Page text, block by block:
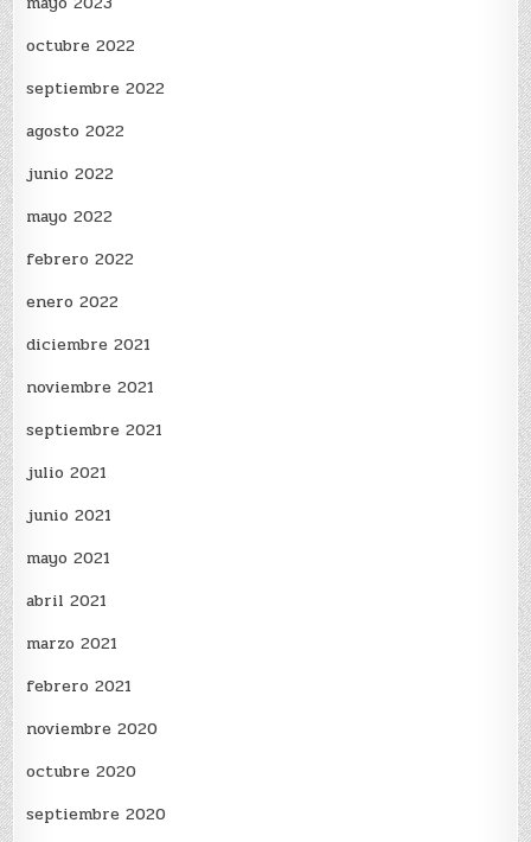
octubre 2022
septiembre 2022
agosto 2022
junio 2022
mayo 2022
febrero 2022
enero 2022
diciembre 2021
noviembre 2021
septiembre 2021
julio 2021
junio 2021
mayo 2021
abril 2021
marzo 2021
febrero 2021
noviembre 2020
octubre 2020
septiembre 2020